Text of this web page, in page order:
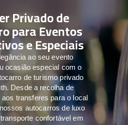
Privado de
para Eventos
e Especiais
ao seu evento
ocasião especial com o
de turismo privado
Desde a recolha de
transferes para o local
autocarros de luxo
confortável em